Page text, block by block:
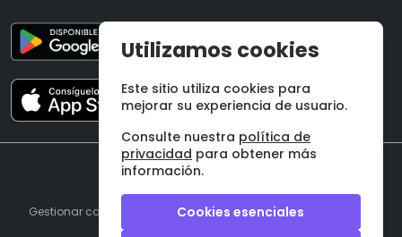
©2026 Onzane SL
Gestionar cookies Aviso legal | Política de privacidad
Utilizamos cookies
Este sitio utiliza cookies para
mejorar su experiencia de usuario.
Consulte nuestra política de
privacidad para obtener más
información.
Cookies esenciales